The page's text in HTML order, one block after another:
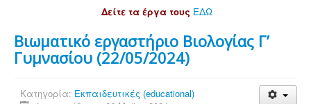
Δείτε τα έργα τους ΕΔΩ
Βιωματικό εργαστήριο Βιολογίας Γ’
Γυμνασίου (22/05/2024)
Κατηγορία: Εκπαιδευτικές (educational)